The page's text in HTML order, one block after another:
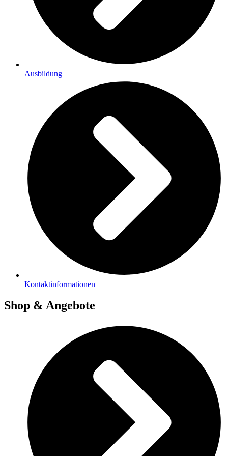
Ausbildung
Kontaktinformationen
Shop & Angebote​